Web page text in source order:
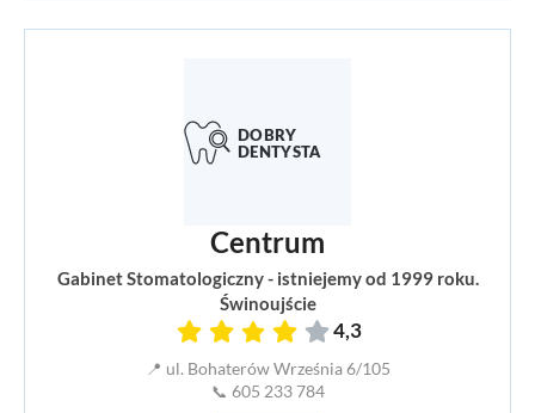
Centrum
Gabinet Stomatologiczny - istniejemy od 1999 roku.
Świnoujście
4,3
📍 ul. Bohaterów Września 6/105
📞 605 233 784